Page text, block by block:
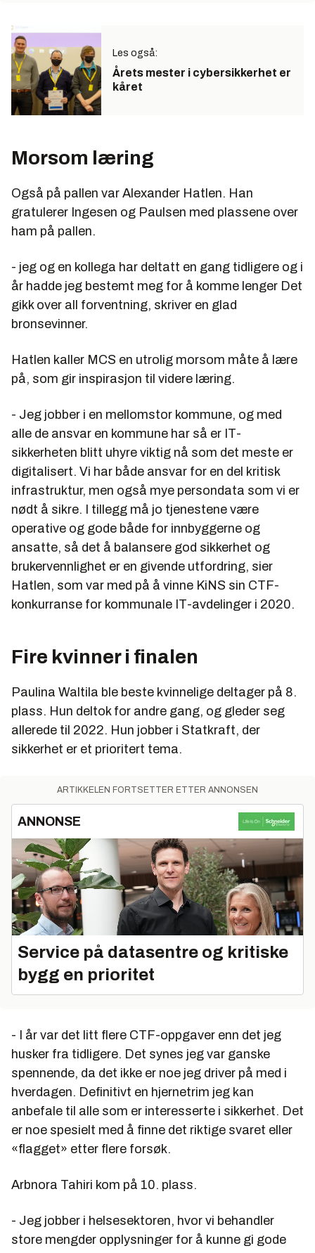
Les også:
Årets mester i cybersikkerhet er
kåret
Morsom læring
Også på pallen var Alexander Hatlen. Han
gratulerer Ingesen og Paulsen med plassene over
ham på pallen.
- jeg og en kollega har deltatt en gang tidligere og i
år hadde jeg bestemt meg for å komme lenger Det
gikk over all forventning, skriver en glad
bronsevinner.
Hatlen kaller MCS en utrolig morsom måte å lære
på, som gir inspirasjon til videre læring.
- Jeg jobber i en mellomstor kommune, og med
alle de ansvar en kommune har så er IT-
sikkerheten blitt uhyre viktig nå som det meste er
digitalisert. Vi har både ansvar for en del kritisk
infrastruktur, men også mye persondata som vi er
nødt å sikre. I tillegg må jo tjenestene være
operative og gode både for innbyggerne og
ansatte, så det å balansere god sikkerhet og
brukervennlighet er en givende utfordring, sier
Hatlen, som var med på å vinne KiNS sin CTF-
konkurranse for kommunale IT-avdelinger i 2020.
Fire kvinner i finalen
Paulina Waltila ble beste kvinnelige deltager på 8.
plass. Hun deltok for andre gang, og gleder seg
allerede til 2022. Hun jobber i Statkraft, der
sikkerhet er et prioritert tema.
ARTIKKELEN FORTSETTER ETTER ANNONSEN
ANNONSE
Service på datasentre og kritiske
bygg en prioritet
- I år var det litt flere CTF-oppgaver enn det jeg
husker fra tidligere. Det synes jeg var ganske
spennende, da det ikke er noe jeg driver på med i
hverdagen. Definitivt en hjernetrim jeg kan
anbefale til alle som er interesserte i sikkerhet. Det
er noe spesielt med å finne det riktige svaret eller
«flagget» etter flere forsøk.
Arbnora Tahiri kom på 10. plass.
- Jeg jobber i helsesektoren, hvor vi behandler
store mengder opplysninger for å kunne gi gode